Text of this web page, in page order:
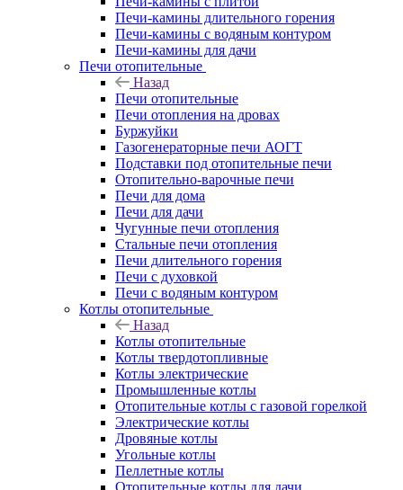
Печи-камины длительного горения
Печи-камины с водяным контуром
Печи-камины для дачи
Печи отопительные
Назад
Печи отопительные
Печи отопления на дровах
Буржуйки
Газогенераторные печи АОГТ
Подставки под отопительные печи
Отопительно-варочные печи
Печи для дома
Печи для дачи
Чугунные печи отопления
Стальные печи отопления
Печи длительного горения
Печи с духовкой
Печи с водяным контуром
Котлы отопительные
Назад
Котлы отопительные
Котлы твердотопливные
Котлы электрические
Промышленные котлы
Отопительные котлы с газовой горелкой
Электрические котлы
Дровяные котлы
Угольные котлы
Пеллетные котлы
Отопительные котлы для дачи